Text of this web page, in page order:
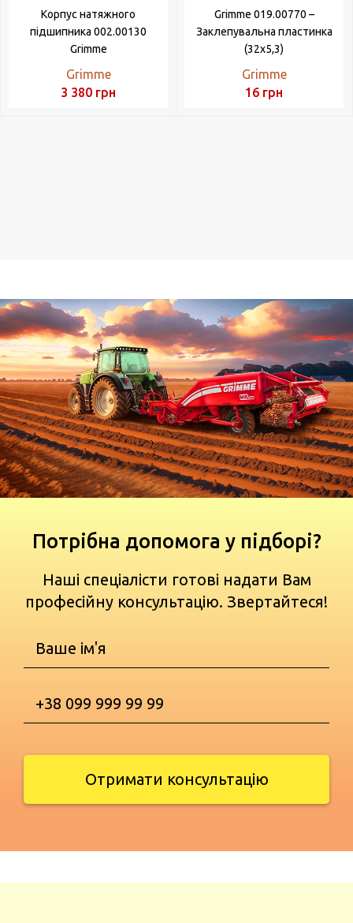
Корпус натяжного
підшипника 002.00130
Grimme
Grimme
3 380 грн
Grimme 019.00770 –
Заклепувальна пластинка
(32х5,3)
Grimme
16 грн
Потрібна допомога у підборі?
Наші спеціалісти готові надати Вам
професійну консультацію. Звертайтеся!
Отримати консультацію